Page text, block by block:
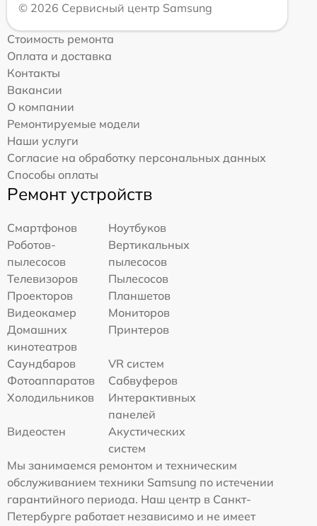
© 2026 Сервисный центр Samsung
Стоимость ремонта
Оплата и доставка
Контакты
Вакансии
О компании
Ремонтируемые модели
Наши услуги
Согласие на обработку персональных данных
Способы оплаты
Ремонт устройств
Смартфонов
Ноутбуков
Роботов-
пылесосов
Вертикальных
пылесосов
Телевизоров
Пылесосов
Проекторов
Планшетов
Видеокамер
Мониторов
Домашних
кинотеатров
Принтеров
Саундбаров
VR систем
Фотоаппаратов
Сабвуферов
Холодильников
Интерактивных
панелей
Видеостен
Акустических
систем
Мы занимаемся ремонтом и техническим
обслуживанием техники Samsung по истечении
гарантийного периода. Наш центр в Санкт-
Петербурге работает независимо и не имеет